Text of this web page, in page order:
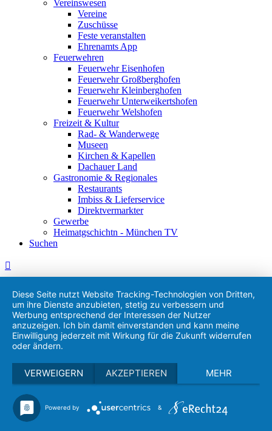
Vereinswesen
Vereine
Zuschüsse
Feste veranstalten
Ehrenamts App
Feuerwehren
Feuerwehr Eisenhofen
Feuerwehr Großberghofen
Feuerwehr Kleinberghofen
Feuerwehr Unterweikertshofen
Feuerwehr Welshofen
Freizeit & Kultur
Rad- & Wanderwege
Museen
Kirchen & Kapellen
Dachauer Land
Gastronomie & Regionales
Restaurants
Imbiss & Lieferservice
Direktvermarkter
Gewerbe
Heimatgschichtn - München TV
Suchen
Diese Seite nutzt Website Tracking-Technologien von Dritten,
um ihre Dienste anzubieten, stetig zu verbessern und
Werbung entsprechend der Interessen der Nutzer
anzuzeigen. Ich bin damit einverstanden und kann meine
Einwilligung jederzeit mit Wirkung für die Zukunft widerrufen
oder ändern.
VERWEIGERN AKZEPTIEREN MEHR
Powered by &